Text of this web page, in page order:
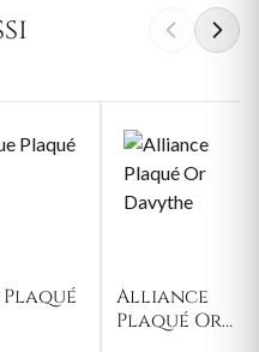
Plaqué
Alliance
Plaqué Or